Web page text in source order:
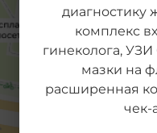
диагностику
комплекс
гинеколога,
мазки на
расширенная
чек-